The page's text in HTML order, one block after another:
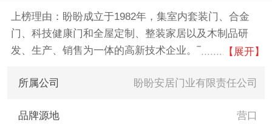
上榜理由：盼盼成立于1982年，集室内套装门、合金
门、科技健康门和全屋定制、整装家居以及木制品研
发、生产、销售为一体的高新技术企业。下设7个子公
门、防火门、铝合金门、木地板及特制锁具等众多领
制造能力。
【展开】
所属公司 盼盼安居门业有限责任公司
品牌源地 营口